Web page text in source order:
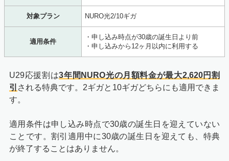
対象プラン NURO光2/10ギガ
適用条件
・申し込み時点が30歳の誕生日より前
・申し込みから12ヶ月以内に利用する
U29応援割は3年間NURO光の月額料金が最大2,620円割
引 される特典です。2ギガと10ギガどちらにも適用できま
す。
適用条件は申し込み時点で30歳の誕生日を迎えていない
ことです。割引適用中に30歳の誕生日を迎えても、特典
が終了することはありません。